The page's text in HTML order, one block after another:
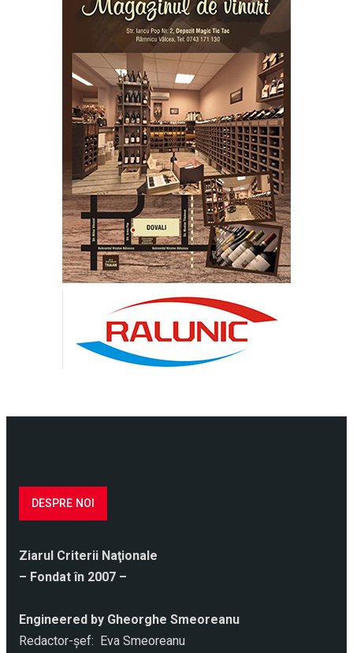
DESPRE NOI
Ziarul Criterii Naţionale
– Fondat în 2007 –
Engineered by Gheorghe Smeoreanu
Redactor-şef: Eva Smeoreanu